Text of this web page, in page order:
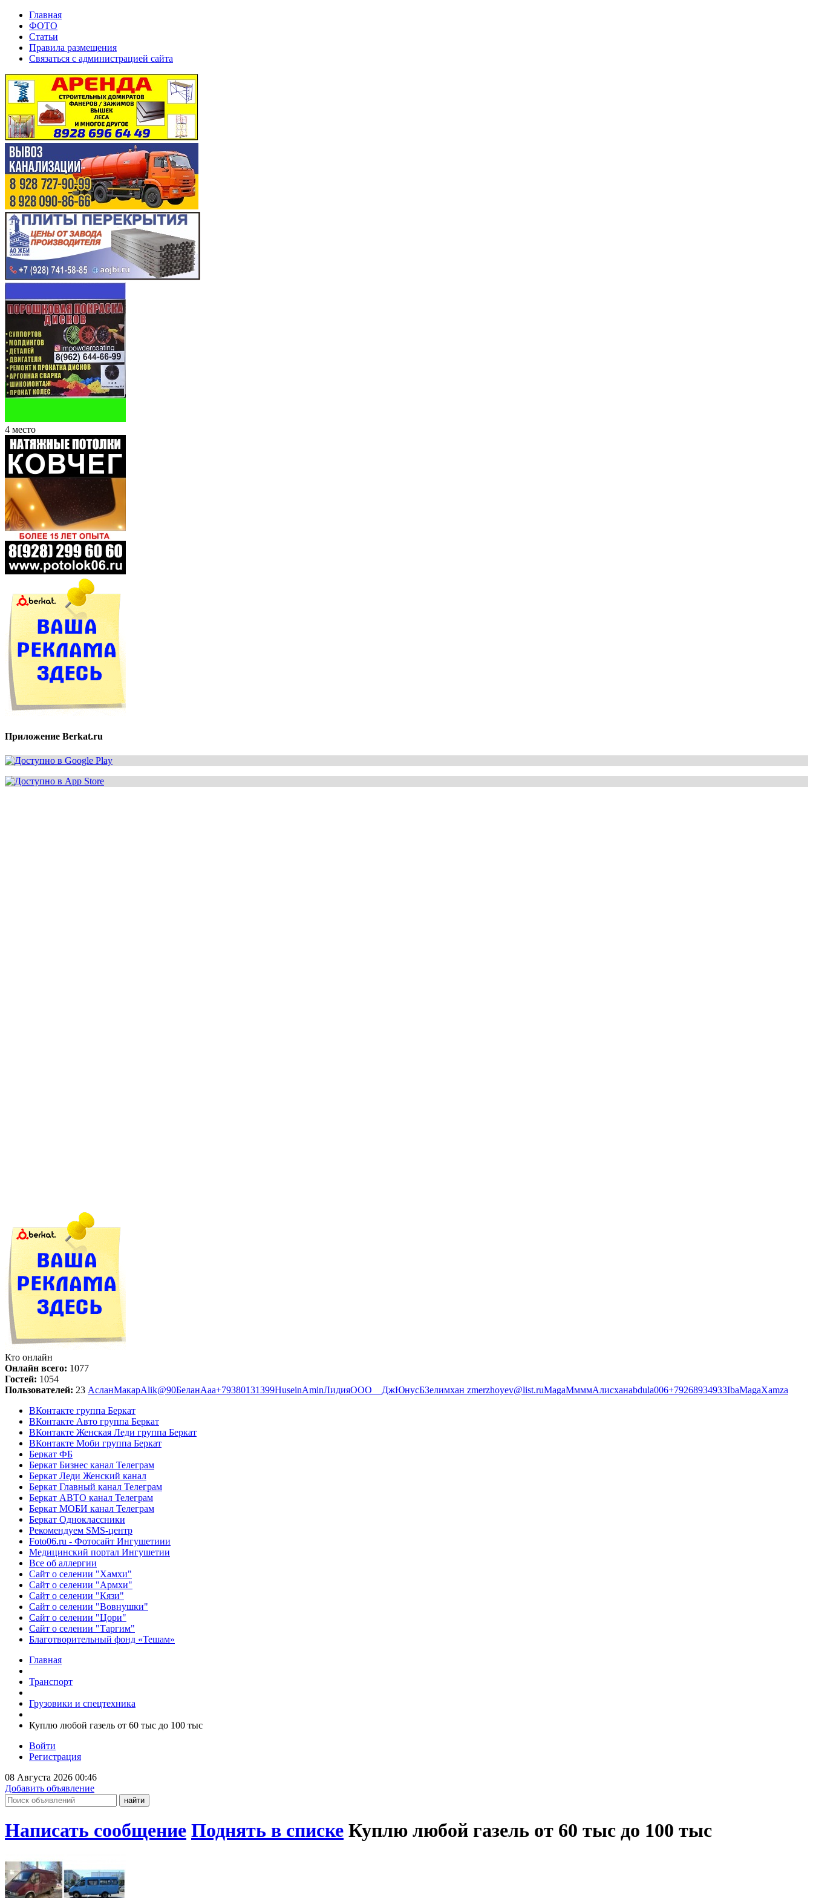
Главная
ФОТО
Статьи
Правила размещения
Связаться с администрацией сайта
4 место
Приложение Berkat.ru
Кто онлайн
Онлайн всего: 1077
Гостей: 1054
Пользователей: 23 АсланМакарAlik@90БеланАаа+79380131399HuseinAminЛидияOOO ДжЮнусБЗелимхан zmerzhoyev@list.ruMagaМмммАлисханabdula006+79268934933IbaMagaXamza
ВКонтакте группа Беркат
ВКонтакте Авто группа Беркат
ВКонтакте Женская Леди группа Беркат
ВКонтакте Моби группа Беркат
Беркат ФБ
Беркат Бизнес канал Телеграм
Беркат Леди Женский канал
Беркат Главный канал Телеграм
Беркат АВТО канал Телеграм
Беркат МОБИ канал Телеграм
Беркат Одноклассники
Рекомендуем SMS-центр
Foto06.ru - Фотосайт Ингушетиии
Медицинский портал Ингушетии
Все об аллергии
Сайт о селении "Хамхи"
Сайт о селении "Армхи"
Сайт о селении "Кязи"
Сайт о селении "Вовнушки"
Сайт о селении "Цори"
Сайт о селении "Таргим"
Благотворительный фонд «Тешам»
Главная
Транспорт
Грузовики и спецтехника
Куплю любой газель от 60 тыс до 100 тыс
Войти
Регистрация
08 Августа 2026 00:46
Добавить объявление
Написать сообщение Поднять в списке Куплю любой газель от 60 тыс до 100 тыс